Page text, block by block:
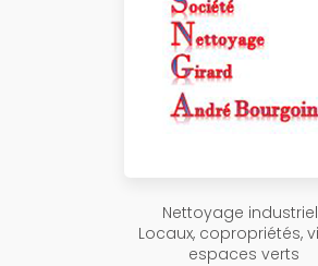
Nettoyage
Locaux, copropriétés,
espaces verts